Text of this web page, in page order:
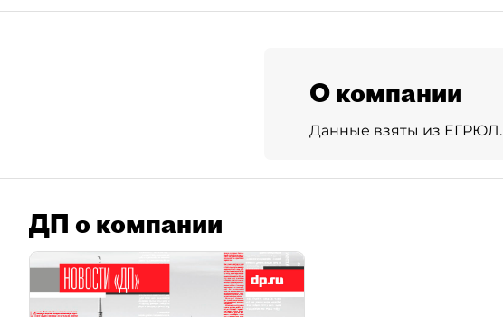
О компании
Данные взяты из ЕГРЮЛ.
ДП о компании